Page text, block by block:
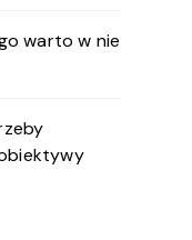
warto w nie